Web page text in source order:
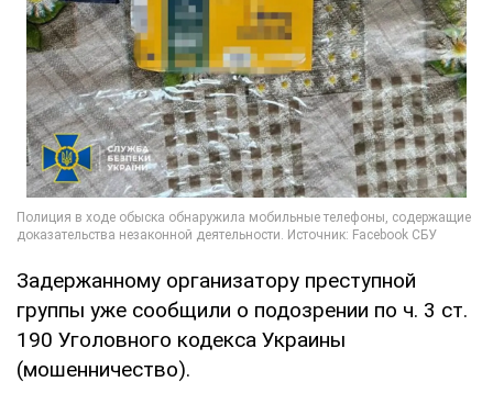
Задержанному организатору преступной
группы уже сообщили о подозрении по ч. 3 ст.
190 Уголовного кодекса Украины
(мошенничество).